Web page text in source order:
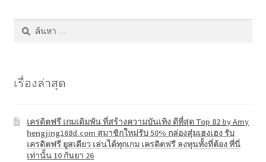
ค้นหา
สำหรับ:
เรื่องล่าสุด
เครดิตฟรี เกมเดิมพัน ที่สร้างความบันเทิง ดีที่สุด Top 82 by Amy
hengjing168d.com สมาชิกใหม่รับ 50% กล่องสุ่มเฮงเฮง รับ
เครดิตฟรี ยูสเดียว เล่นได้ทุกเกม เครดิตฟรี ลงทุนทั้งที่ต้อง ที่นี่
เท่านั้น 10 กันยา 26